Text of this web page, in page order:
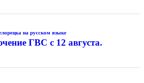
на русском языке
ГВС с 12 августа.